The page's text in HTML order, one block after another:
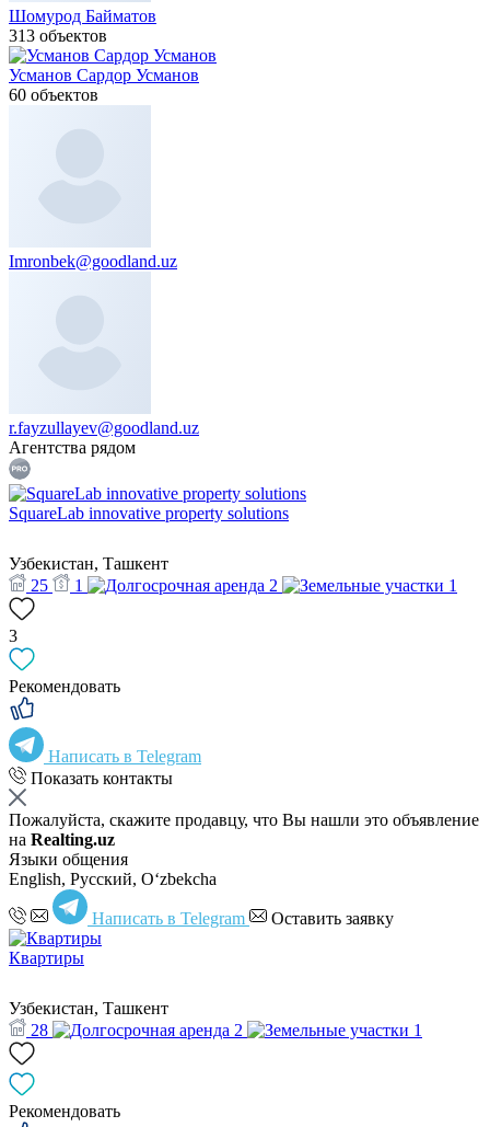
Шомурод Байматов
313 объектов
Усманов Сардор Усманов
60 объектов
Imronbek@goodland.uz
r.fayzullayev@goodland.uz
Агентства рядом
SquareLab innovative property solutions
Узбекистан, Ташкент
25
1 2 1
3
Рекомендовать
Написать в Telegram
Показать контакты
Пожалуйста, скажите продавцу, что Вы нашли это объявление
на Realting.uz
Языки общения
English, Русский, Oʻzbekcha
Написать в Telegram Оставить заявку
Квартиры
Узбекистан, Ташкент
28
2 1
Рекомендовать